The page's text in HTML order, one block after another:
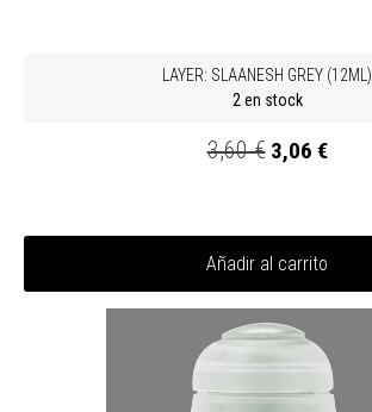
LAYER: SLAANESH GREY (12ML)
2 en stock
3,60 € 3,06 €
Añadir al carrito